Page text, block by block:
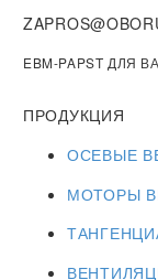
EBM-PAPST ДЛЯ
ПРОДУКЦИЯ
ОСЕВЫЕ
МОТОРЫ